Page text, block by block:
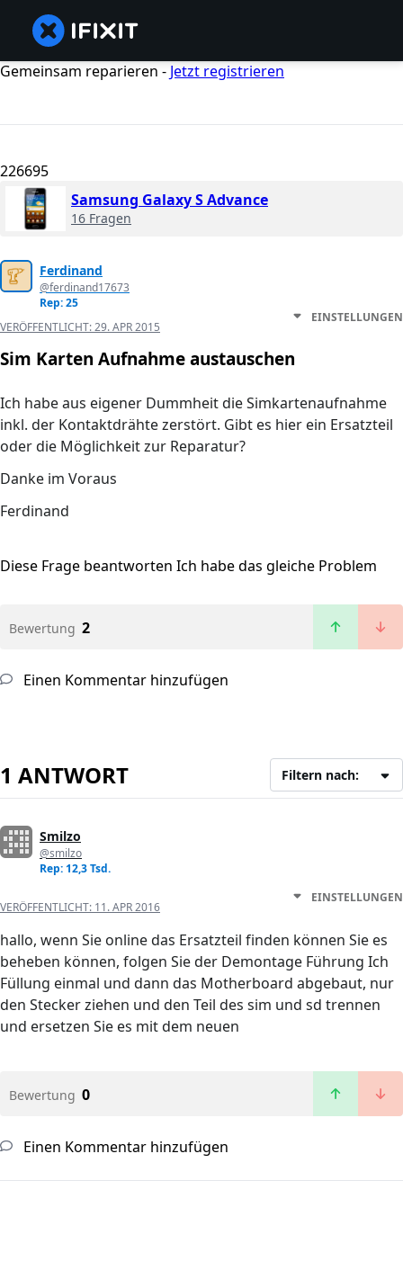
Gemeinsam reparieren - Jetzt registrieren
226695
Samsung Galaxy S Advance
16 Fragen
Ferdinand
@ferdinand17673
Rep: 25
VERÖFFENTLICHT:29. APR 2015
EINSTELLUNGEN
Sim Karten Aufnahme austauschen
Ich habe aus eigener Dummheit die Simkartenaufnahme
inkl. der Kontaktdrähte zerstört. Gibt es hier ein Ersatzteil
oder die Möglichkeit zur Reparatur?
Danke im Voraus
Ferdinand
Diese Frage beantworten Ich habe das gleiche Problem
Bewertung 2
Einen Kommentar hinzufügen
1 ANTWORT Filtern nach:
Smilzo
@smilzo
Rep: 12,3 Tsd.
VERÖFFENTLICHT: 11. APR 2016
EINSTELLUNGEN
hallo, wenn Sie online das Ersatzteil finden können Sie es
beheben können, folgen Sie der Demontage Führung Ich
Füllung einmal und dann das Motherboard abgebaut, nur
den Stecker ziehen und den Teil des sim und sd trennen
und ersetzen Sie es mit dem neuen
Bewertung 0
Einen Kommentar hinzufügen